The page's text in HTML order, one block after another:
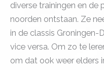
diverse trainingen en de
noorden ontstaan. Ze
in de classis Groningen-
vice versa. Om zo te
om dat ook weer elders